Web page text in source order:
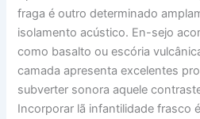
fraga é outro determinado
isolamento acústico. En-sejo
como basalto ou escória
camada apresenta excelentes
subverter sonora aquele
Incorporar lã infantilidade frasco